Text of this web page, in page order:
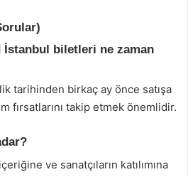
İstanbul biletleri ne zaman
tarihinden birkaç ay önce satışa
fırsatlarını takip etmek önemlidir.
ve sanatçıların katılımına